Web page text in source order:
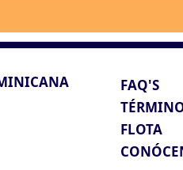
FAQ'S
FLOTA